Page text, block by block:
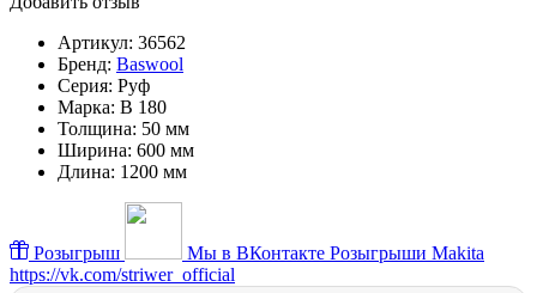
Артикул: 36562
Бренд: Baswool
Серия: Руф
Марка: В 180
Толщина: 50 мм
Ширина: 600 мм
Длина: 1200 мм
Розыгрыш Мы в ВКонтакте Розыгрыши Makita
https://vk.com/striwer_official